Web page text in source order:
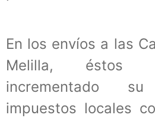
En los envíos a las
Melilla, éstos
incrementado
impuestos locales